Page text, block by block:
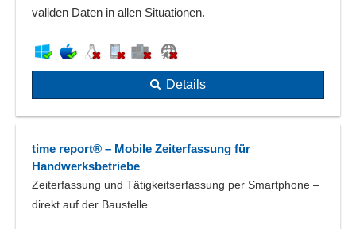
validen Daten in allen Situationen.
Details
time report® – Mobile Zeiterfassung für
Handwerksbetriebe
Zeiterfassung und Tätigkeitserfassung per Smartphone –
direkt auf der Baustelle